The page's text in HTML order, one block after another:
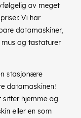
av meget
Vi har
datamaskiner,
og tastaturer
stasjonære
datamaskinen!
sitter hjemme og
eller en som